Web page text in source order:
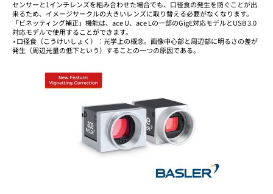
センサーと1インチレンズを組み合わせた場合でも、口径食の発生を防ぐことが出
来るため、イメージサークルの大きいレンズに取り替える必要がなくなります。
「ビネッティング補正」機能は、ace U、ace Lの一部のGigE対応モデルとUSB 3.0
対応モデルで使用することができます。
⋆口径食（こうけいしょく）：光学上の概念。画像中心部と周辺部に明るさの差が
発生（周辺光量の低下という）することの一つの原因である。